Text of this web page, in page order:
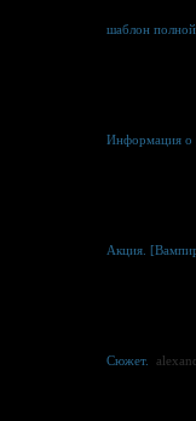
шаблон
Информация о
Акция.
Сюжет.